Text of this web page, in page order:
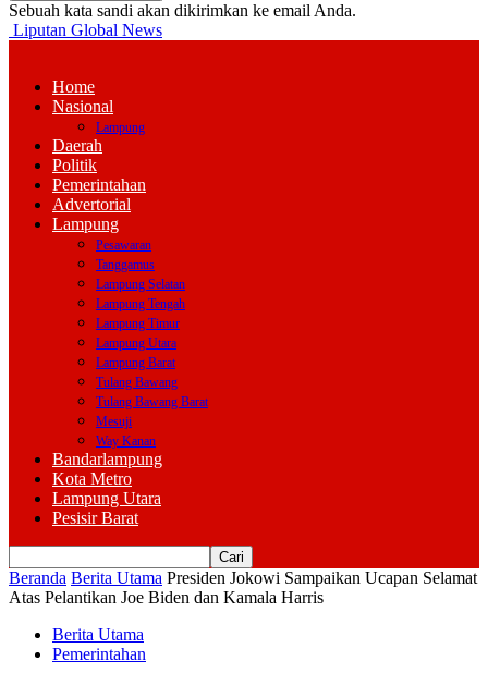
Sebuah kata sandi akan dikirimkan ke email Anda.
Liputan Global News
Home
Nasional
Lampung
Daerah
Politik
Pemerintahan
Advertorial
Lampung
Pesawaran
Tanggamus
Lampung Selatan
Lampung Tengah
Lampung Timur
Lampung Utara
Lampung Barat
Tulang Bawang
Tulang Bawang Barat
Mesuji
Way Kanan
Bandarlampung
Kota Metro
Lampung Utara
Pesisir Barat
Beranda Berita Utama Presiden Jokowi Sampaikan Ucapan Selamat
Atas Pelantikan Joe Biden dan Kamala Harris
Berita Utama
Pemerintahan